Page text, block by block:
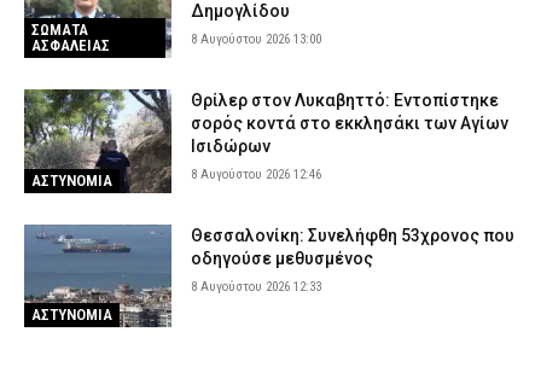
ΣΩΜΑΤΑ
ΑΣΦΑΛΕΙΑΣ
Δημογλίδου
8 Αυγούστου 2026 13:00
ΑΣΤΥΝΟΜΙΑ
Θρίλερ στον Λυκαβηττό: Εντοπίστηκε
σορός κοντά στο εκκλησάκι των Αγίων
Ισιδώρων
8 Αυγούστου 2026 12:46
ΑΣΤΥΝΟΜΙΑ
Θεσσαλονίκη: Συνελήφθη 53χρονος που
οδηγούσε μεθυσμένος
8 Αυγούστου 2026 12:33